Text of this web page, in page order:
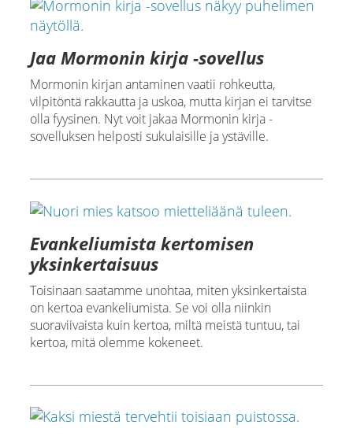
Jaa Mormonin kirja -sovellus
Mormonin kirjan antaminen vaatii rohkeutta,
vilpitöntä rakkautta ja uskoa, mutta kirjan ei tarvitse
olla fyysinen. Nyt voit jakaa Mormonin kirja -
sovelluksen helposti sukulaisille ja ystäville.
Evankeliumista kertomisen
yksinkertaisuus
Toisinaan saatamme unohtaa, miten yksinkertaista
on kertoa evankeliumista. Se voi olla niinkin
suoraviivaista kuin kertoa, miltä meistä tuntuu, tai
kertoa, mitä olemme kokeneet.